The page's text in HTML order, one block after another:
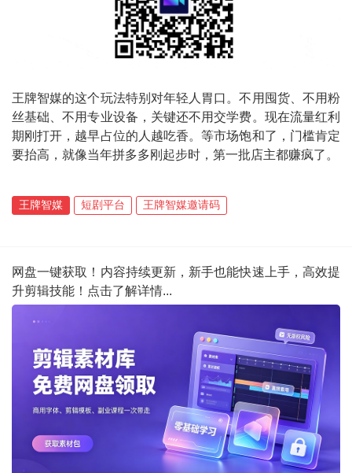
王牌智媒的这个玩法特别对年轻人胃口。不用囤货、不用粉
丝基础、不用专业设备，关键还不用交学费。现在流量红利
期刚打开，越早占位的人越吃香。等市场饱和了，门槛肯定
要抬高，就像当年拼多多刚起步时，第一批店主都赚疯了。
王牌智媒 短剧平台 王牌智媒邀请码
网盘一键获取！内容持续更新，新手也能快速上手，高效提
升剪辑技能！点击了解详情...